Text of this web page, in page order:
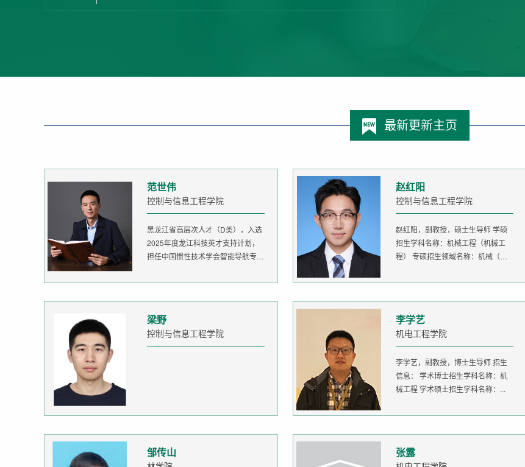
最新更新主页
范世伟
控制与信息工程学院
黑龙江省高层次人才（D类），入选
2025年度龙江科技英才支持计划，
担任中国惯性技术学会智能导航专委
赵红阳
控制与信息工程学院
赵红阳，副教授，硕士生导师 学硕
招生学科名称：机械工程（机械工
程） 专硕招生领域名称：机械（机
梁野
控制与信息工程学院
李学艺
机电工程学院
李学艺，副教授，博士生导师 招生
信息： 学术博士招生学科名称：机
械工程 学术硕士招生学科名称：...
邹传山 张露